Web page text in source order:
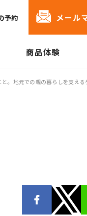
予約 メール
商品体験
。地元での親の暮らしを支える
ヤノコト」が出来ること
ちができるサポート
老後のために始めること
オヤノコト」のリアル